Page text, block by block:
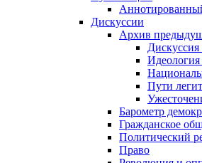
Дискуссии
Архив
Дискуссия
Идеология
Пути
Барометр
Гражданское
Политический
Право